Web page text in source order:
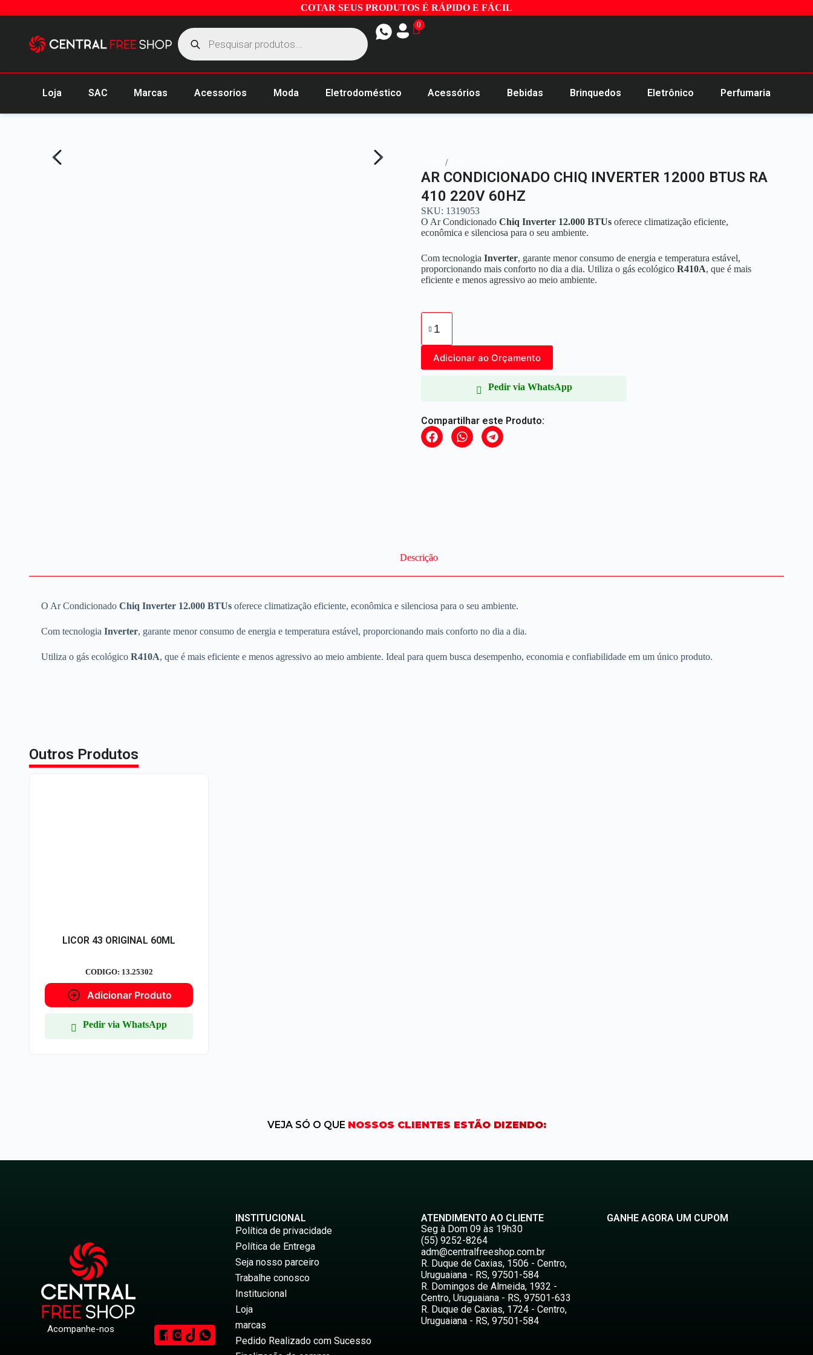
COTAR SEUS PRODUTOS É RÁPIDO E FÁCIL
0
Loja SAC Marcas Acessorios Moda Eletrodoméstico Acessórios Bebidas Brinquedos Eletrônico Perfumaria
/
AR CONDICIONADO CHIQ INVERTER 12000 BTUS RA
410 220V 60HZ
SKU: 1319053
O Ar Condicionado Chiq Inverter 12.000 BTUs oferece climatização eficiente,
econômica e silenciosa para o seu ambiente.
Com tecnologia Inverter, garante menor consumo de energia e temperatura estável,
proporcionando mais conforto no dia a dia. Utiliza o gás ecológico R410A, que é mais
eficiente e menos agressivo ao meio ambiente.
Adicionar ao Orçamento
Pedir via WhatsApp
Compartilhar este Produto:
Descrição
O Ar Condicionado Chiq Inverter 12.000 BTUs oferece climatização eficiente, econômica e silenciosa para o seu ambiente.
Com tecnologia Inverter, garante menor consumo de energia e temperatura estável, proporcionando mais conforto no dia a dia.
Utiliza o gás ecológico R410A, que é mais eficiente e menos agressivo ao meio ambiente. Ideal para quem busca desempenho, economia e confiabilidade em um único produto.
Outros Produtos
LICOR 43 ORIGINAL 60ML
CODIGO: 13.25302
Adicionar Produto
Pedir via WhatsApp
VEJA SÓ O QUE NOSSOS CLIENTES ESTÃO DIZENDO:
Acompanhe-nos
INSTITUCIONAL
Política de privacidade
Política de Entrega
Seja nosso parceiro
Trabalhe conosco
Institucional
Loja
marcas
Pedido Realizado com Sucesso
ATENDIMENTO AO CLIENTE
Seg à Dom 09 às 19h30
(55) 9252-8264
adm@centralfreeshop.com.br
R. Duque de Caxias, 1506 - Centro,
Uruguaiana - RS, 97501-584
R. Domingos de Almeida, 1932 -
Centro, Uruguaiana - RS, 97501-633
R. Duque de Caxias, 1724 - Centro,
Uruguaiana - RS, 97501-584
GANHE AGORA UM CUPOM